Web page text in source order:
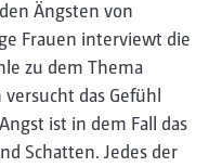
Ängsten von
Frauen interviewt die
zu dem Thema
das Gefühl
ist in dem Fall das
Schatten. Jedes der